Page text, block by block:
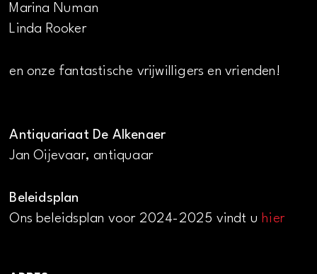
Marina Numan
Linda Rooker
en onze fantastische vrijwilligers en vrienden!
Antiquariaat De Alkenaer
Jan Oijevaar, antiquaar
Beleidsplan
Ons beleidsplan voor 2024-2025 vindt uhier